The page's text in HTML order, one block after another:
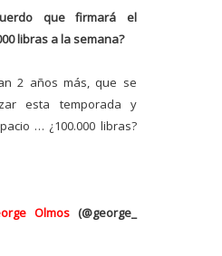
que firmará el
libras a la semana?
2 años más, que se
esta temporada y
… ¿100.000 libras?
Olmos(@george_